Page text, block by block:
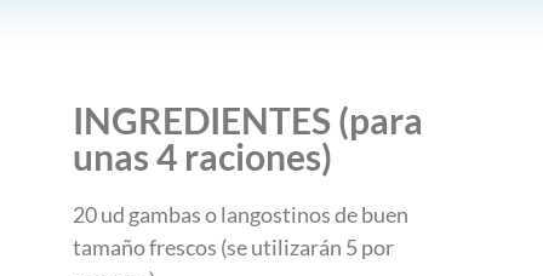
INGREDIENTES (para
unas 4 raciones)
20 ud gambas o langostinos de buen
tamaño frescos (se utilizarán 5 por